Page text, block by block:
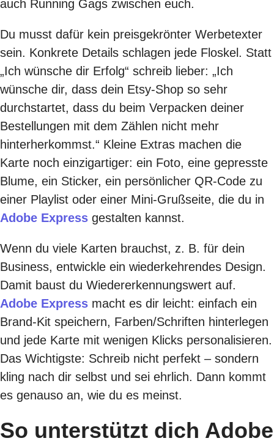
auch Running Gags zwischen euch.
Du musst dafür kein preisgekrönter Werbetexter
sein. Konkrete Details schlagen jede Floskel. Statt
„Ich wünsche dir Erfolg“ schreib lieber: „Ich
wünsche dir, dass dein Etsy-Shop so sehr
durchstartet, dass du beim Verpacken deiner
Bestellungen mit dem Zählen nicht mehr
hinterherkommst.“ Kleine Extras machen die
Karte noch einzigartiger: ein Foto, eine gepresste
Blume, ein Sticker, ein persönlicher QR-Code zu
einer Playlist oder einer Mini-Grußseite, die du in
Adobe Express gestalten kannst.
Wenn du viele Karten brauchst, z. B. für dein
Business, entwickle ein wiederkehrendes Design.
Damit baust du Wiedererkennungswert auf.
Adobe Express macht es dir leicht: einfach ein
Brand-Kit speichern, Farben/Schriften hinterlegen
und jede Karte mit wenigen Klicks personalisieren.
Das Wichtigste: Schreib nicht perfekt – sondern
kling nach dir selbst und sei ehrlich. Dann kommt
es genauso an, wie du es meinst.
So unterstützt dich Adobe